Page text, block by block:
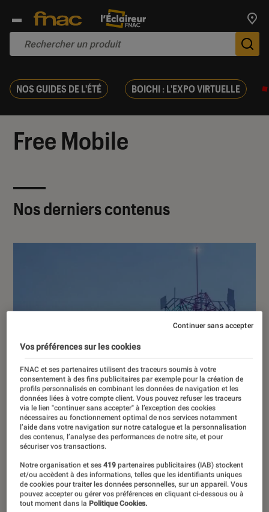
NOS GUIDES DE L'ÉTÉ BOICHI : L'EXPO VIRTUELLE
Free Mobile
Nos derniers contenus
ACTU
Vos préférences sur les cookies
FNAC et ses partenaires utilisent des traceurs soumis à votre
consentement à des fins publicitaires par exemple pour la création de
profils personnalisés en combinant les données de navigation et les
données liées à votre compte client. Vous pouvez refuser les traceurs
via le lien "continuer sans accepter" à l’exception des cookies
nécessaires au fonctionnement optimal de nos services notamment
l’aide dans votre navigation sur notre catalogue et la personnalisation
des contenus, l’analyse des performances de notre site, et pour
sécuriser vos transactions.
Notre organisation et ses419 partenaires publicitaires (IAB) stockent
et/ou accèdent à des informations, telles que les identifiants uniques
de cookies pour traiter les données personnelles, sur un appareil. Vous
pouvez accepter ou gérer vos préférences en cliquant ci-dessous ou à
tout moment dans la Politique Cookies.
Continuer sans accepter